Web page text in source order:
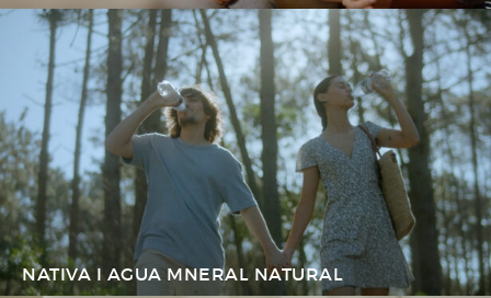
NATIVA I AGUA MNERAL NATURAL